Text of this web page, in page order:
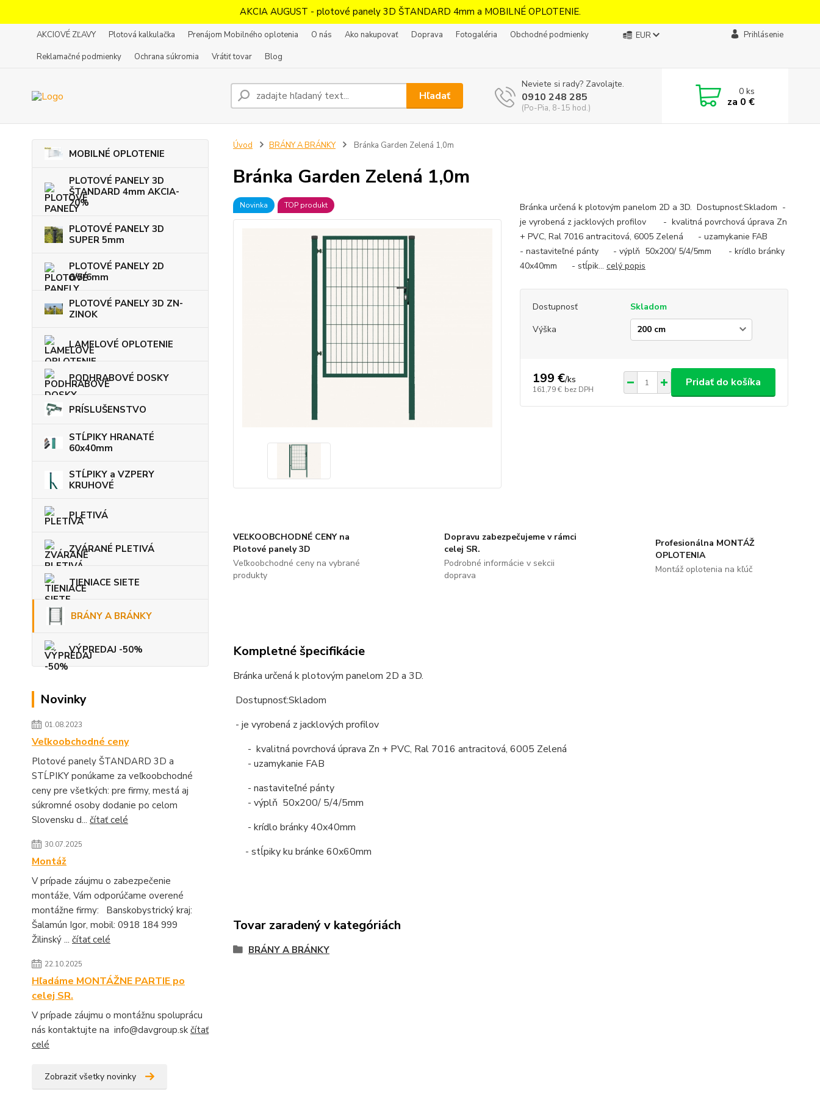
AKCIA AUGUST - plotové panely 3D ŠTANDARD 4mm a MOBILNÉ OPLOTENIE.
AKCIOVÉ ZĽAVY Plotová kalkulačka Prenájom Mobilného oplotenia O nás Ako nakupovať Doprava Fotogaléria
Obchodné podmienky
Reklamačné podmienky
Ochrana súkromia Vrátiť tovar Blog
EUR Prihlásenie
Hľadať
Neviete si rady? Zavolajte.
0910 248 285
(Po-Pia, 8-15 hod.)
0ks
za 0 €
MOBILNÉ OPLOTENIE
PLOTOVÉ PANELY 3D
ŠTANDARD 4mm AKCIA-
20%
PLOTOVÉ PANELY 3D
SUPER 5mm
PLOTOVÉ PANELY 2D
6/5/6mm
PLOTOVÉ PANELY 3D ZN-
ZINOK
LAMELOVÉ OPLOTENIE
PODHRABOVÉ DOSKY
PRÍSLUŠENSTVO
STĹPIKY HRANATÉ
60x40mm
STĹPIKY a VZPERY
KRUHOVÉ
PLETIVÁ
ZVÁRANÉ PLETIVÁ
TIENIACE SIETE
BRÁNY A BRÁNKY
VÝPREDAJ -50%
Novinky
01.08.2023
Veľkoobchodné ceny
Plotové panely ŠTANDARD 3D a
STĹPIKY ponúkame za veľkoobchodné
ceny pre všetkých: pre firmy, mestá aj
súkromné osoby dodanie po celom
Slovensku d... čítať celé
30.07.2025
Montáž
V prípade záujmu o zabezpečenie
montáže, Vám odporúčame overené
montážne firmy: Banskobystrický kraj:
Šalamún Igor, mobil: 0918 184 999
Žilinský ... čítať celé
22.10.2025
Hľadáme MONTÁŽNE PARTIE po
celej SR.
V prípade záujmu o montážnu spoluprácu
nás kontaktujte na info@davgroup.sk čítať
celé
Zobraziť všetky novinky
Úvod BRÁNY A BRÁNKY Bránka Garden Zelená 1,0m
Bránka Garden Zelená 1,0m
Novinka TOP produkt
Bránka určená k plotovým panelom 2D a 3D. Dostupnosť:Skladom -
je vyrobená z jacklových profilov - kvalitná povrchová úprava Zn
+ PVC, Ral 7016 antracitová, 6005 Zelená - uzamykanie FAB
- nastaviteľné pánty - výplň 50x200/ 5/4/5mm - krídlo bránky
40x40mm - stĺpik... celý popis
Dostupnosť
Skladom
Výška
199 €/ks
161,79 € bez DPH
Pridať do košíka
VEĽKOOBCHODNÉ CENY na
Plotové panely 3D
Veľkoobchodné ceny na vybrané
produkty
Dopravu zabezpečujeme v rámci
celej SR.
Podrobné informácie v sekcii
doprava
Profesionálna MONTÁŽ
OPLOTENIA
Montáž oplotenia na kľúč
Kompletné špecifikácie
Bránka určená k plotovým panelom 2D a 3D.
Dostupnosť:Skladom
- je vyrobená z jacklových profilov
- kvalitná povrchová úprava Zn + PVC, Ral 7016 antracitová, 6005 Zelená
- uzamykanie FAB
- nastaviteľné pánty
- výplň 50x200/ 5/4/5mm
- krídlo bránky 40x40mm
- stĺpiky ku bránke 60x60mm
Tovar zaradený v kategóriách
BRÁNY A BRÁNKY